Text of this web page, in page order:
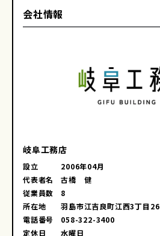
会社情報
岐阜工務店
設立
2006年04月
代表者名
古橋 健
従業員数
8
所在地
羽島市江吉良町江西3丁目26
電話番号
058-322-3400
定休日
水曜日